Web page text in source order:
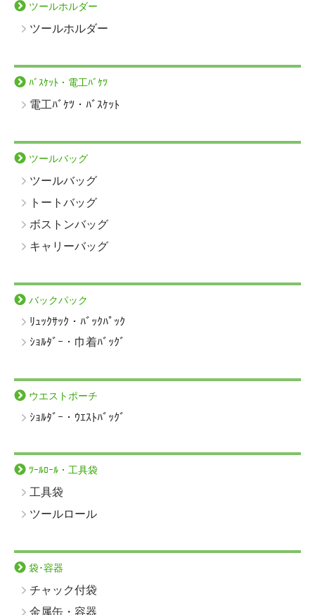
ツールホルダー
ツールホルダー
ﾊﾞｽｹｯﾄ・電工ﾊﾞｹﾂ
電工ﾊﾞｹﾂ・ﾊﾞｽｹｯﾄ
ツールバッグ
ツールバッグ
トートバッグ
ボストンバッグ
キャリーバッグ
バックパック
ﾘｭｯｸｻｯｸ・ﾊﾞｯｸﾊﾟｯｸ
ｼｮﾙﾀﾞｰ・巾着ﾊﾞｯｸﾞ
ウエストポーチ
ｼｮﾙﾀﾞｰ・ｳｴｽﾄﾊﾞｯｸﾞ
ﾂｰﾙﾛｰﾙ・工具袋
工具袋
ツールロール
袋･容器
チャック付袋
金属缶・容器